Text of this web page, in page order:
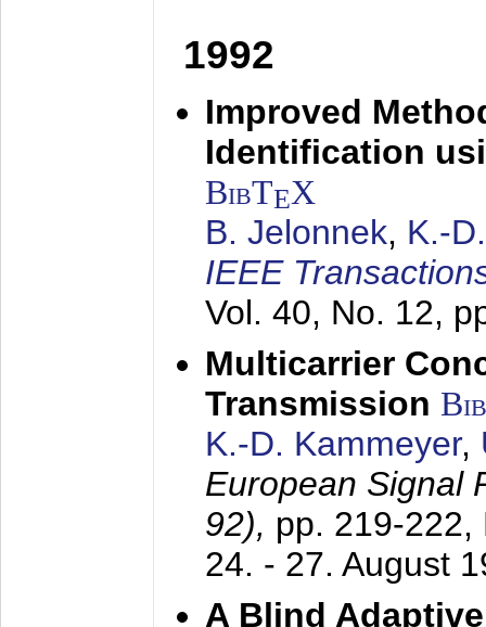
1992
Improved
Identification
BibTEX
B. Jelonnek, K.-
IEEE
Vol. 40, No. 12,
Multicarrier
Transmission
K.-D. Kammeyer,
European Signal
92), pp. 219-222,
24. - 27. August
A Blind